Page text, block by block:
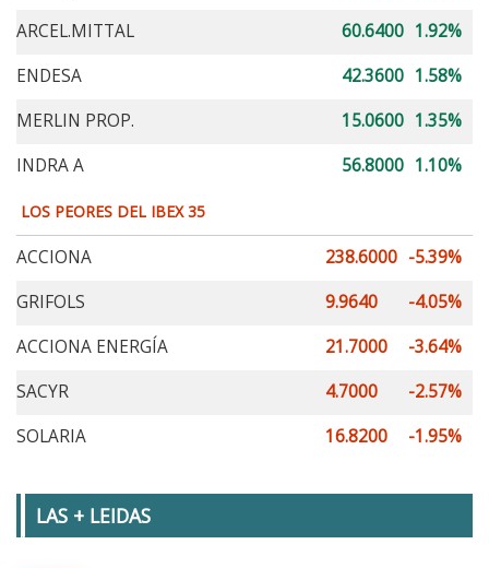
ARCEL.MITTAL
60.6400 1.92%
ENDESA
42.3600 1.58%
MERLIN PROP.
15.0600 1.35%
INDRA A
56.8000 1.10%
LOS PEORES DEL IBEX 35
ACCIONA 238.6000 -5.39%
GRIFOLS
9.9640
-4.05%
ACCIONA ENERGÍA
21.7000
-3.64%
SACYR
4.7000
-2.57%
SOLARIA
16.8200 -1.95%
LAS + LEIDAS